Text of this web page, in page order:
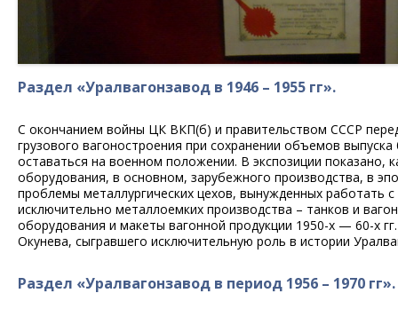
Раздел «Уралвагонзавод в 1946 – 1955 гг».
С окончанием войны ЦК ВКП(б) и правительством СССР
грузового вагоностроения при сохранении объемов
оставаться на военном положении. В экспозиции
оборудования, в основном, зарубежного производства, в
проблемы металлургических цехов, вынужденных работать
исключительно металлоемких производства – танков и
оборудования и макеты вагонной продукции 1950-х — 60-х
Окунева, сыгравшего исключительную роль в истории
Раздел «Уралвагонзавод в период 1956 – 1970 гг».